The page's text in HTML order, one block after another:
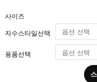
사이즈
자수스타일선택
용품선택